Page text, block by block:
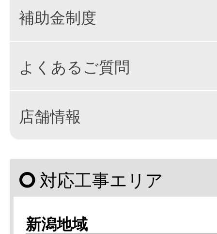
補助金制度
よくあるご質問
店舗情報
対応工事エリア
新潟地域